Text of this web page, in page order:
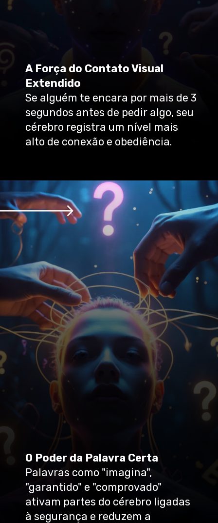
A Força do Contato Visual
Extendido
Se alguém te encara por mais de 3
segundos antes de pedir algo, seu
cérebro registra um nível mais
alto de conexão e obediência.
O Poder da Palavra Certa
Palavras como "imagina",
"garantido" e "comprovado"
ativam partes do cérebro ligadas
à segurança e reduzem a